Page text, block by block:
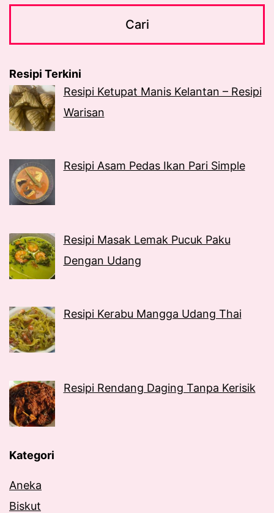
Resipi Terkini
Resipi Ketupat Manis Kelantan – Resipi
Warisan
Resipi Asam Pedas Ikan Pari Simple
Resipi Masak Lemak Pucuk Paku
Dengan Udang
Resipi Kerabu Mangga Udang Thai
Resipi Rendang Daging Tanpa Kerisik
Kategori
Aneka
Biskut